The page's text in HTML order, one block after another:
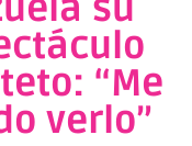
su
“Me
verlo”